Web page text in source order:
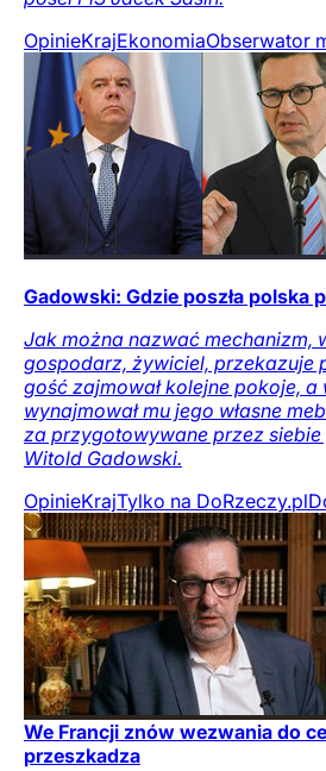
OpinieKrajEkonomiaObserwator
Gadowski: Gdzie poszła polska
Jak można nazwać mechanizm,
gospodarz, żywiciel, przekazuje
gość zajmował kolejne pokoje, a
wynajmował mu jego własne
za przygotowywane przez siebie
Witold Gadowski.
OpinieKrajTylko na DoRzeczy.pl
We Francji znów wezwania do
przeszkadza